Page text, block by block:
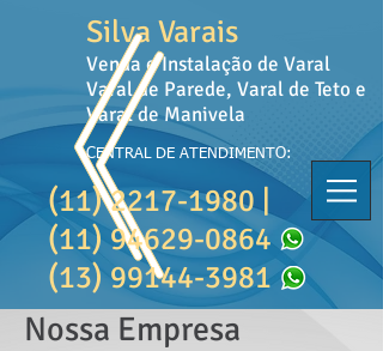
Venda e Instalação de Varal
Varal de Parede, Varal de Teto e
Varal de Manivela
Silva Varais
CENTRAL DE ATENDIMENTO:
(11) 2217-1980|
(11) 94629-0864
(13) 99144-3981
Nossa Empresa